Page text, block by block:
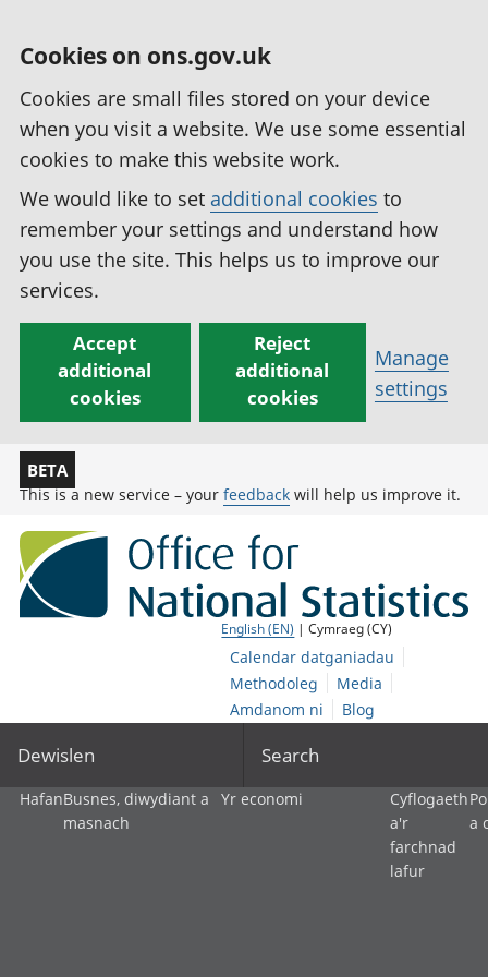
Cookies on ons.gov.uk
Cookies are small files stored on your device
when you visit a website. We use some essential
cookies to make this website work.
We would like to set additional cookies to
remember your settings and understand how
you use the site. This helps us to improve our
services.
Accept
additional
cookies
Reject
additional
cookies
Manage
settings
BETA
This is a new service – your feedback will help us improve it.
English (EN) | Cymraeg (CY)
Calendar datganiadau
Methodoleg
Media
Amdanom ni
Blog
Dewislen Search
HafanBusnes, diwydiant a
masnach
Yr economi
Cyflogaeth
a'r
farchnad
lafur
a